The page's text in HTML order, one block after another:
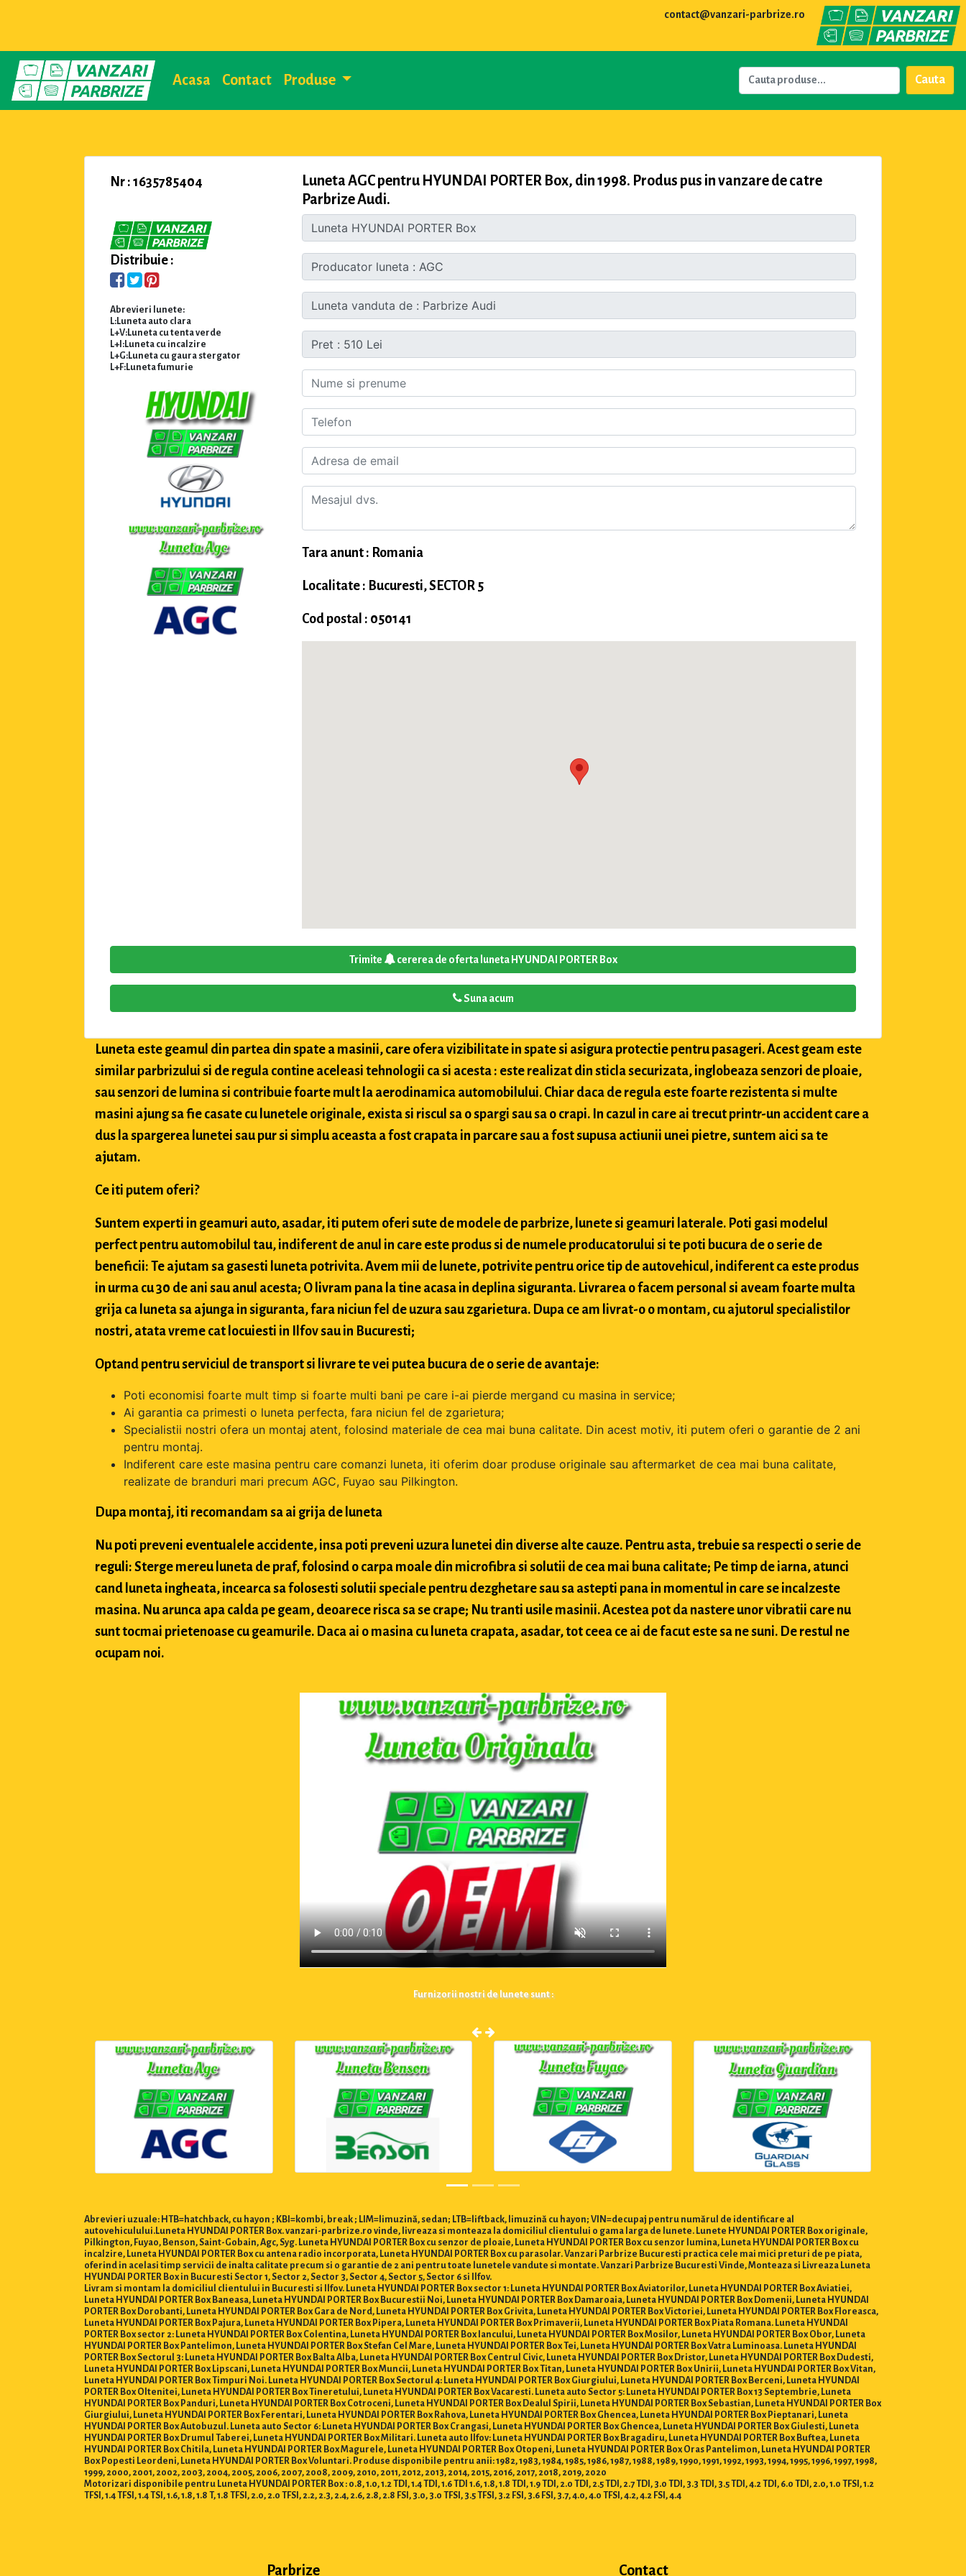
contact@vanzari-parbrize.ro
Acasa Contact Produse Cauta
Nr : 1635785404
Distribuie :
Abrevieri lunete:
L:Luneta auto clara
L+V:Luneta cu tenta verde
L+I:Luneta cu incalzire
L+G:Luneta cu gaura stergator
L+F:Luneta fumurie
Luneta AGC pentru HYUNDAI PORTER Box, din 1998. Produs pus in vanzare de catre
Parbrize Audi.
Tara anunt : Romania
Localitate : Bucuresti, SECTOR 5
Cod postal : 050141
Trimite cererea de oferta luneta HYUNDAI PORTER Box
Suna acum
Luneta este geamul din partea din spate a masinii, care ofera vizibilitate in spate si asigura protectie pentru pasageri. Acest geam este
similar parbrizului si de regula contine aceleasi tehnologii ca si acesta : este realizat din sticla securizata, inglobeaza senzori de ploaie,
sau senzori de lumina si contribuie foarte mult la aerodinamica automobilului. Chiar daca de regula este foarte rezistenta si multe
masini ajung sa fie casate cu lunetele originale, exista si riscul sa o spargi sau sa o crapi. In cazul in care ai trecut printr-un accident care a
dus la spargerea lunetei sau pur si simplu aceasta a fost crapata in parcare sau a fost supusa actiunii unei pietre, suntem aici sa te
ajutam.
Ce iti putem oferi?
Suntem experti in geamuri auto, asadar, iti putem oferi sute de modele de parbrize, lunete si geamuri laterale. Poti gasi modelul
perfect pentru automobilul tau, indiferent de anul in care este produs si de numele producatorului si te poti bucura de o serie de
beneficii: Te ajutam sa gasesti luneta potrivita. Avem mii de lunete, potrivite pentru orice tip de autovehicul, indiferent ca este produs
in urma cu 30 de ani sau anul acesta; O livram pana la tine acasa in deplina siguranta. Livrarea o facem personal si aveam foarte multa
grija ca luneta sa ajunga in siguranta, fara niciun fel de uzura sau zgarietura. Dupa ce am livrat-o o montam, cu ajutorul specialistilor
nostri, atata vreme cat locuiesti in Ilfov sau in Bucuresti;
Optand pentru serviciul de transport si livrare te vei putea bucura de o serie de avantaje:
Poti economisi foarte mult timp si foarte multi bani pe care i-ai pierde mergand cu masina in service;
Ai garantia ca primesti o luneta perfecta, fara niciun fel de zgarietura;
Specialistii nostri ofera un montaj atent, folosind materiale de cea mai buna calitate. Din acest motiv, iti putem oferi o garantie de 2 ani
pentru montaj.
Indiferent care este masina pentru care comanzi luneta, iti oferim doar produse originale sau aftermarket de cea mai buna calitate,
realizate de branduri mari precum AGC, Fuyao sau Pilkington.
Dupa montaj, iti recomandam sa ai grija de luneta
Nu poti preveni eventualele accidente, insa poti preveni uzura lunetei din diverse alte cauze. Pentru asta, trebuie sa respecti o serie de
reguli: Sterge mereu luneta de praf, folosind o carpa moale din microfibra si solutii de cea mai buna calitate; Pe timp de iarna, atunci
cand luneta ingheata, incearca sa folosesti solutii speciale pentru dezghetare sau sa astepti pana in momentul in care se incalzeste
masina. Nu arunca apa calda pe geam, deoarece risca sa se crape; Nu tranti usile masinii. Acestea pot da nastere unor vibratii care nu
sunt tocmai prietenoase cu geamurile. Daca ai o masina cu luneta crapata, asadar, tot ceea ce ai de facut este sa ne suni. De restul ne
ocupam noi.
Furnizorii nostri de lunete sunt :
Abrevieri uzuale: HTB=hatchback, cu hayon ; KBI=kombi, break ; LIM=limuzină, sedan; LTB=liftback, limuzină cu hayon; VIN=decupaj pentru numărul de identificare al
autovehiculului.Luneta HYUNDAI PORTER Box. vanzari-parbrize.ro vinde, livreaza si monteaza la domiciliul clientului o gama larga de lunete. Lunete HYUNDAI PORTER Box originale,
Pilkington, Fuyao, Benson, Saint-Gobain, Agc, Syg. Luneta HYUNDAI PORTER Box cu senzor de ploaie, Luneta HYUNDAI PORTER Box cu senzor lumina, Luneta HYUNDAI PORTER Box cu
incalzire, Luneta HYUNDAI PORTER Box cu antena radio incorporata, Luneta HYUNDAI PORTER Box cu parasolar. Vanzari Parbrize Bucuresti practica cele mai mici preturi de pe piata,
oferind in acelasi timp servicii de inalta calitate precum si o garantie de 2 ani pentru toate lunetele vandute si montate. Vanzari Parbrize Bucuresti Vinde, Monteaza si Livreaza Luneta
HYUNDAI PORTER Box in Bucuresti Sector 1, Sector 2, Sector 3, Sector 4, Sector 5, Sector 6 si Ilfov.
Livram si montam la domiciliul clientului in Bucuresti si Ilfov. Luneta HYUNDAI PORTER Box sector 1: Luneta HYUNDAI PORTER Box Aviatorilor, Luneta HYUNDAI PORTER Box Aviatiei,
Luneta HYUNDAI PORTER Box Baneasa, Luneta HYUNDAI PORTER Box Bucurestii Noi, Luneta HYUNDAI PORTER Box Damaroaia, Luneta HYUNDAI PORTER Box Domenii, Luneta HYUNDAI
PORTER Box Dorobanti, Luneta HYUNDAI PORTER Box Gara de Nord, Luneta HYUNDAI PORTER Box Grivita, Luneta HYUNDAI PORTER Box Victoriei, Luneta HYUNDAI PORTER Box Floreasca,
Luneta HYUNDAI PORTER Box Pajura, Luneta HYUNDAI PORTER Box Pipera, Luneta HYUNDAI PORTER Box Primaverii, Luneta HYUNDAI PORTER Box Piata Romana. Luneta HYUNDAI
PORTER Box sector 2: Luneta HYUNDAI PORTER Box Colentina, Luneta HYUNDAI PORTER Box Iancului, Luneta HYUNDAI PORTER Box Mosilor, Luneta HYUNDAI PORTER Box Obor, Luneta
HYUNDAI PORTER Box Pantelimon, Luneta HYUNDAI PORTER Box Stefan Cel Mare, Luneta HYUNDAI PORTER Box Tei, Luneta HYUNDAI PORTER Box Vatra Luminoasa. Luneta HYUNDAI
PORTER Box Sectorul 3: Luneta HYUNDAI PORTER Box Balta Alba, Luneta HYUNDAI PORTER Box Centrul Civic, Luneta HYUNDAI PORTER Box Dristor, Luneta HYUNDAI PORTER Box Dudesti,
Luneta HYUNDAI PORTER Box Lipscani, Luneta HYUNDAI PORTER Box Muncii, Luneta HYUNDAI PORTER Box Titan, Luneta HYUNDAI PORTER Box Unirii, Luneta HYUNDAI PORTER Box Vitan,
Luneta HYUNDAI PORTER Box Timpuri Noi. Luneta HYUNDAI PORTER Box Sectorul 4: Luneta HYUNDAI PORTER Box Giurgiului, Luneta HYUNDAI PORTER Box Berceni, Luneta HYUNDAI
PORTER Box Oltenitei, Luneta HYUNDAI PORTER Box Tineretului, Luneta HYUNDAI PORTER Box Vacaresti. Luneta auto Sector 5: Luneta HYUNDAI PORTER Box 13 Septembrie, Luneta
HYUNDAI PORTER Box Panduri, Luneta HYUNDAI PORTER Box Cotroceni, Luneta HYUNDAI PORTER Box Dealul Spirii, Luneta HYUNDAI PORTER Box Sebastian, Luneta HYUNDAI PORTER Box
Giurgiului, Luneta HYUNDAI PORTER Box Ferentari, Luneta HYUNDAI PORTER Box Rahova, Luneta HYUNDAI PORTER Box Ghencea, Luneta HYUNDAI PORTER Box Pieptanari, Luneta
HYUNDAI PORTER Box Autobuzul. Luneta auto Sector 6: Luneta HYUNDAI PORTER Box Crangasi, Luneta HYUNDAI PORTER Box Ghencea, Luneta HYUNDAI PORTER Box Giulesti, Luneta
HYUNDAI PORTER Box Drumul Taberei, Luneta HYUNDAI PORTER Box Militari. Luneta auto Ilfov: Luneta HYUNDAI PORTER Box Bragadiru, Luneta HYUNDAI PORTER Box Buftea, Luneta
HYUNDAI PORTER Box Chitila, Luneta HYUNDAI PORTER Box Magurele, Luneta HYUNDAI PORTER Box Otopeni, Luneta HYUNDAI PORTER Box Oras Pantelimon, Luneta HYUNDAI PORTER
Box Popesti Leordeni, Luneta HYUNDAI PORTER Box Voluntari. Produse disponibile pentru anii: 1982, 1983, 1984, 1985, 1986, 1987, 1988, 1989, 1990, 1991, 1992, 1993, 1994, 1995, 1996, 1997, 1998,
1999, 2000, 2001, 2002, 2003, 2004, 2005, 2006, 2007, 2008, 2009, 2010, 2011, 2012, 2013, 2014, 2015, 2016, 2017, 2018, 2019, 2020
Motorizari disponibile pentru Luneta HYUNDAI PORTER Box : 0.8, 1.0, 1.2 TDI, 1.4 TDI, 1.6 TDI 1.6, 1.8, 1.8 TDI, 1.9 TDI, 2.0 TDI, 2.5 TDI, 2.7 TDI, 3.0 TDI, 3.3 TDI, 3.5 TDI, 4.2 TDI, 6.0 TDI, 2.0, 1.0 TFSI, 1.2
TFSI, 1.4 TFSI, 1.4 TSI, 1.6, 1.8, 1.8 T, 1.8 TFSI, 2.0, 2.0 TFSI, 2.2, 2.3, 2.4, 2.6, 2.8, 2.8 FSI, 3.0, 3.0 TFSI, 3.5 TFSI, 3.2 FSI, 3.6 FSI, 3.7, 4.0, 4.0 TFSI, 4.2, 4.2 FSI, 4.4
Parbrize Contact